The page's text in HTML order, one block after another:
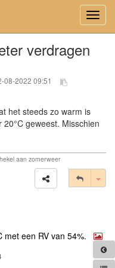
verdragen
08-2022 09:51
het steeds zo warm is
geweest. Misschien
aan zomerweer
met een RV van 54%.